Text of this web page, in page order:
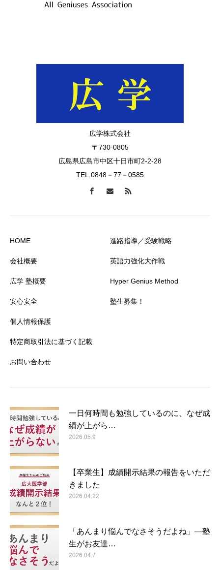
広学株式会社
〒730-0805
広島県広島市中区十日市町2-2-28
TEL:0848－77－0585
HOME
会社概要
広学 塾概要
安心安全
個人情報保護
特定商取引法に基づく記載
お問い合わせ
進路指導／受験戦略
英語力強化大作戦
Hyper Genius Method
塾生募集！
一日何時間も勉強しているのに、なぜ成
績が上がら…
2026.05.9
【卒業生】成績開示結果の報告をいただ
きました
2026.04.22
「あんまり悩んでなさそうだよね」―塾
生がお友達…
2026.04.7